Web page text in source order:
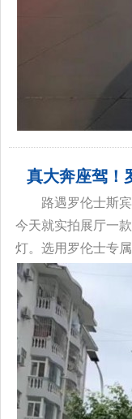
真大奔座驾！
路遇罗伦士斯
今天就实拍展厅一
灯。选用罗伦士专